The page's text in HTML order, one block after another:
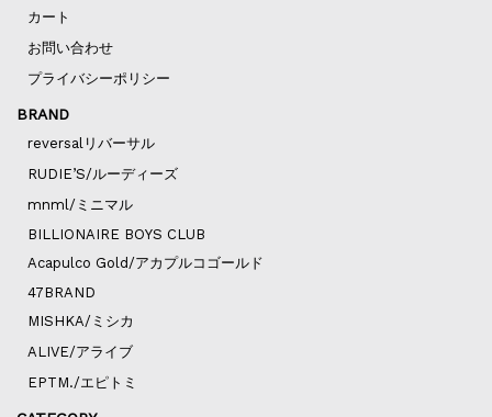
カート
お問い合わせ
プライバシーポリシー
BRAND
reversalリバーサル
RUDIE’S/ルーディーズ
mnml/ミニマル
BILLIONAIRE BOYS CLUB
Acapulco Gold/アカプルコゴールド
47BRAND
MISHKA/ミシカ
ALIVE/アライブ
EPTM./エピトミ